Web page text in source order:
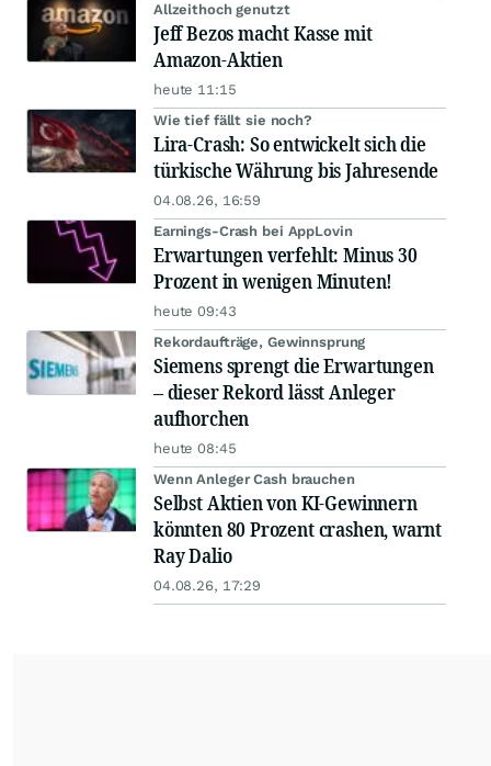
Allzeithoch genutzt
Jeff Bezos macht Kasse mit
Amazon-Aktien
heute 11:15
Wie tief fällt sie noch?
Lira-Crash: So entwickelt sich die
türkische Währung bis Jahresende
04.08.26, 16:59
Earnings-Crash bei AppLovin
Erwartungen verfehlt: Minus 30
Prozent in wenigen Minuten!
heute 09:43
Rekordaufträge, Gewinnsprung
Siemens sprengt die Erwartungen
– dieser Rekord lässt Anleger
aufhorchen
heute 08:45
Wenn Anleger Cash brauchen
Selbst Aktien von KI-Gewinnern
könnten 80 Prozent crashen, warnt
Ray Dalio
04.08.26, 17:29